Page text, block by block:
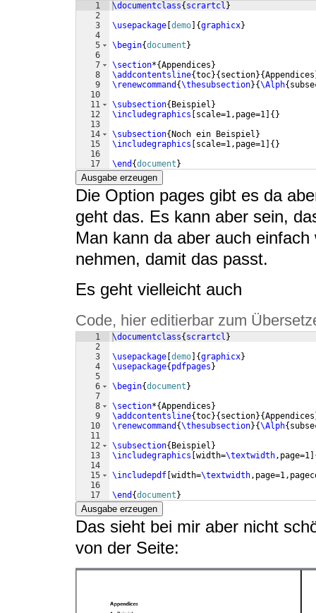
1
2
3
4
5
6
7
8
9
10
11
12
13
14
15
16
17
\documentclass{ scrartcl }
\usepackage demo {graphicx}
\begin{document }
\section*{Appendices }
\addcontentsline{toc}{ section}{Appendices
\renewcommand {\thesubsection}{\Alph{
\subsection{ Beispiel }
\includegraphics
scale=1,page=1 { }
\subsection{ Noch ein Beispiel }
\includegraphics
scale=1,page=1 { }
\end {document }
Ausgabe erzeugen
Die Option pages gibt es da
geht das. Es kann aber sein,
Man kann da aber auch
nehmen, damit das passt.
Es geht vielleicht auch
Code, hier editierbar zum
1
2
3
4
5
6
7
8
9
10
11
12
13
14
15
16
17
\documentclass{ scrartcl }
\usepackage demo {graphicx}
\usepackage{ pdfpages }
\begin{document }
\section*{Appendices }
\addcontentsline{toc}{ section}{Appendices
\renewcommand {\thesubsection}{\Alph{
\subsection{ Beispiel }
\includegraphics width=\textwidth,page=1
\includepdf width=\textwidth
\end {document }
Ausgabe erzeugen
Das sieht bei mir aber nicht
von der Seite: